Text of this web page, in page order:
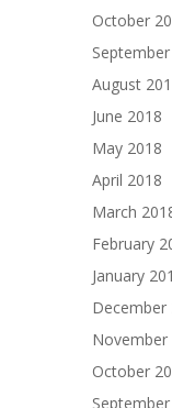
October
August
June 2018
May 2018
April 2018
March
February
January
December
November
October